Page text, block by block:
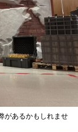
があるかもしれませ